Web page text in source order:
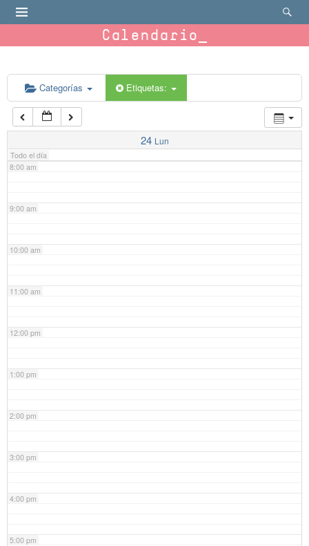
Calendario
Categorías Etiquetas:
24 Lun
Todo el día
6:00 am
7:00 am
8:00 am
9:00 am
10:00 am
11:00 am
12:00 pm
1:00 pm
2:00 pm
3:00 pm
4:00 pm
5:00 pm